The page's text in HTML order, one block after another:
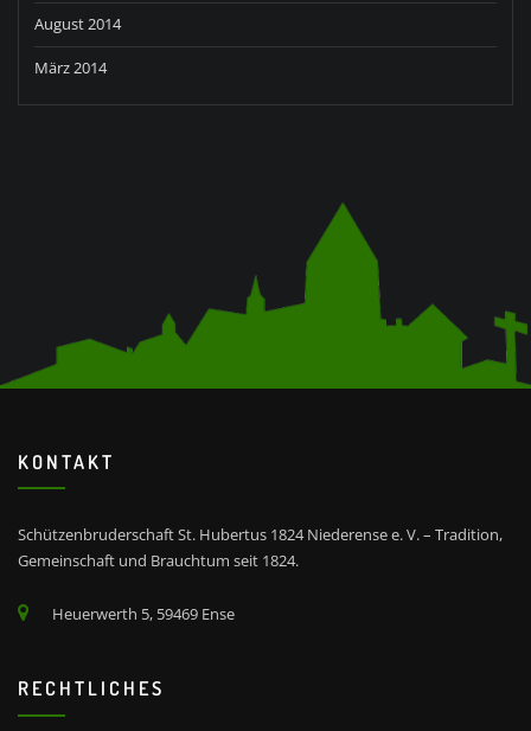
August 2014
März 2014
KONTAKT
Schützenbruderschaft St. Hubertus 1824 Niederense e. V. – Tradition,
Gemeinschaft und Brauchtum seit 1824.
Heuerwerth 5, 59469 Ense
RECHTLICHES